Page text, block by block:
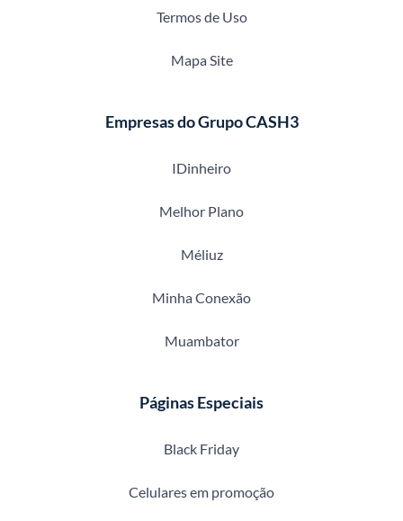
Termos de Uso
Mapa Site
Empresas do Grupo CASH3
IDinheiro
Melhor Plano
Méliuz
Minha Conexão
Muambator
Páginas Especiais
Black Friday
Celulares em promoção